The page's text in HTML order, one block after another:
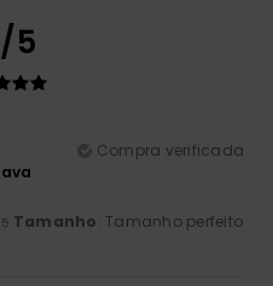
/5
Compra verificada
Tamanho: Tamanho perfeito